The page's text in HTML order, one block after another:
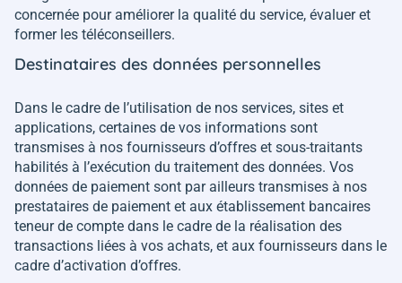
concernée pour améliorer la qualité du service, évaluer et
former les téléconseillers.
Destinataires des données personnelles
Dans le cadre de l’utilisation de nos services, sites et
applications, certaines de vos informations sont
transmises à nos fournisseurs d’offres et sous-traitants
habilités à l’exécution du traitement des données. Vos
données de paiement sont par ailleurs transmises à nos
prestataires de paiement et aux établissement bancaires
teneur de compte dans le cadre de la réalisation des
transactions liées à vos achats, et aux fournisseurs dans le
cadre d’activation d’offres.